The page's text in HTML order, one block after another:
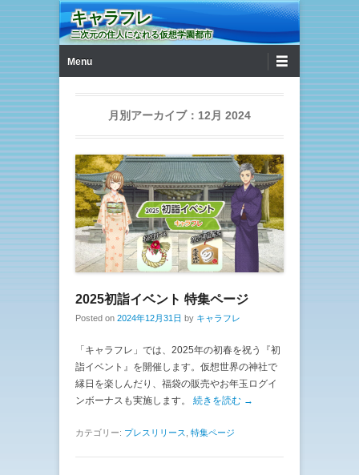
キャラフレ
二次元の住人になれる仮想学園都市
Menu
月別アーカイブ： 12月 2024
2025初詣イベント 特集ページ
Posted on 2024年12月31日 by キャラフレ
「キャラフレ」では、2025年の初春を祝う『初
詣イベント』を開催します。仮想世界の神社で
縁日を楽しんだり、福袋の販売やお年玉ログイ
ンボーナスも実施します。 続きを読む →
カテゴリー: プレスリリース 特集ページ